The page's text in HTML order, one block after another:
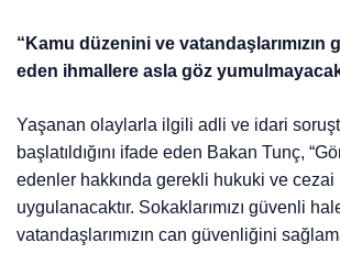
“Kamu düzenini ve
eden ihmallere asla göz
Yaşanan olaylarla ilgili adli ve idari
başlatıldığını ifade eden Bakan Tunç,
edenler hakkında gerekli hukuki ve cezai
uygulanacaktır. Sokaklarımızı güvenli
vatandaşlarımızın can güvenliğini